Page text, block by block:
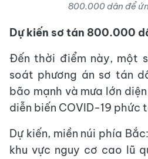
800.000 dân để
Dự kiến sơ tán 800.000
Đến thời điểm này, một
soát phương án sơ tán
bão mạnh và mưa lớn
diễn biến COVID-19 phức
Dự kiến, miền núi phía
khu vực nguy cơ cao lũ